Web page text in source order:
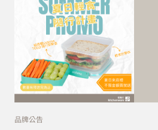
品牌公告